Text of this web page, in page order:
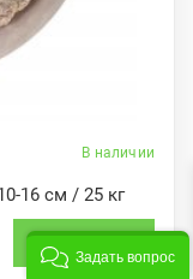
В наличии
16 см / 25 кг
Купить
Задать вопрос